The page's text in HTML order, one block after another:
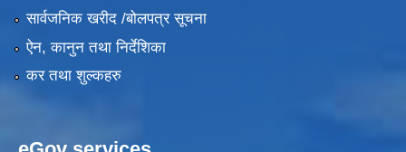
सार्वजनिक खरीद /बोलपत्र सूचना
ऐन, कानुन तथा निर्देशिका
कर तथा शुल्कहरु